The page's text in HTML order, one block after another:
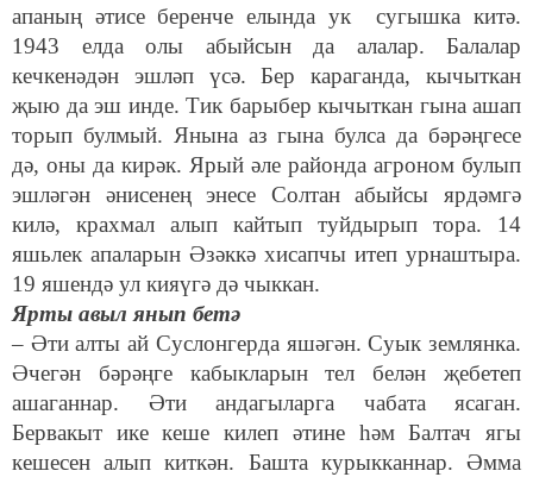
апаның әтисе беренче елында ук сугышка китә.
1943 елда олы абыйсын да алалар. Балалар
кечкенәдән эшләп үсә. Бер караганда, кычыткан
җыю да эш инде. Тик барыбер кычыткан гына ашап
торып булмый. Янына аз гына булса да бәрәңгесе
дә, оны да кирәк. Ярый әле районда агроном булып
эшләгән әнисенең энесе Солтан абыйсы ярдәмгә
килә, крахмал алып кайтып туйдырып тора. 14
яшьлек апаларын Әзәккә хисапчы итеп урнаштыра.
19 яшендә ул кияүгә дә чыккан.
Ярты авыл янып бетә
– Әти алты ай Суслонгерда яшәгән. Суык землянка.
Әчегән бәрәңге кабыкларын тел белән җебетеп
ашаганнар. Әти андагыларга чабата ясаган.
Бервакыт ике кеше килеп әтине һәм Балтач ягы
кешесен алып киткән. Башта курыкканнар. Әмма